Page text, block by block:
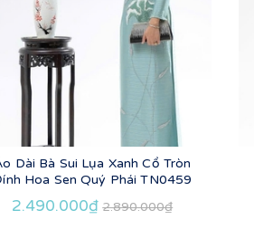
Dài Bà Sui Lụa Xanh Cổ Tròn
Hoa Sen Quý Phái TN0459
2.490.000₫ 2.890.000₫